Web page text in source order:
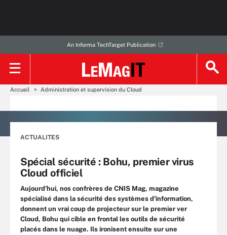
An Informa TechTarget Publication
Accueil Administration et supervision du Cloud
ACTUALITES
Spécial sécurité : Bohu, premier virus
Cloud officiel
Aujourd'hui, nos confrères de CNIS Mag, magazine
spécialisé dans la sécurité des systèmes d'information,
donnent un vrai coup de projecteur sur le premier ver
Cloud, Bohu qui cible en frontal les outils de sécurité
placés dans le nuage. Ils ironisent ensuite sur une